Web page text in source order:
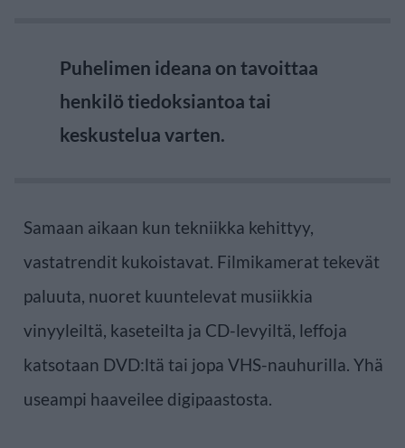
Puhelimen ideana on tavoittaa
henkilö tiedoksiantoa tai
keskustelua varten.
Samaan aikaan kun tekniikka kehittyy,
vastatrendit kukoistavat. Filmikamerat tekevät
paluuta, nuoret kuuntelevat musiikkia
vinyyleiltä, kaseteilta ja CD-levyiltä, leffoja
katsotaan DVD:ltä tai jopa VHS-nauhurilla. Yhä
useampi haaveilee digipaastosta.